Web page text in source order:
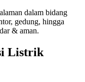
dalam bidang
gedung, hingga
& aman.
Listrik